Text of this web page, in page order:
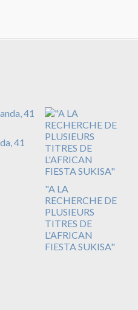
41
"A LA
RECHERCHE DE
PLUSIEURS
TITRES DE
L'AFRICAN
FIESTA SUKISA"